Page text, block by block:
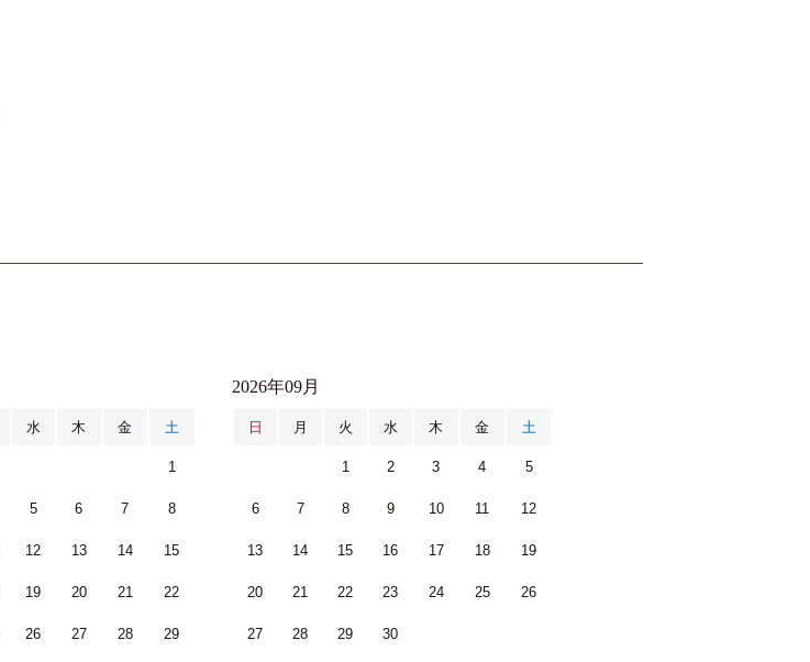
水 木 金 土
1
5 6 7 8
12 13 14 15
19 20 21 22
26 27 28 29
2026年09月
日 月 火 水 木 金 土
1 2 3 4 5
6 7 8 9 10 11 12
13 14 15 16 17 18 19
20 21 22 23 24 25 26
27 28 29 30